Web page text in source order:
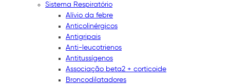
Sistema Respiratório
Alívio da febre
Anticolinérgicos
Antigripais
Anti-leucotrienos
Antitussígenos
Associação beta2 + corticoide
Broncodilatadores